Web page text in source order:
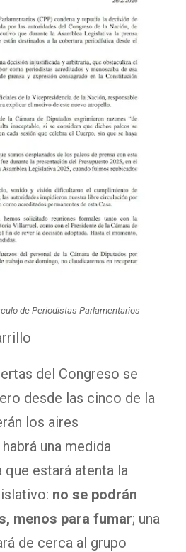
de Periodistas Parlamentarios
del Congreso se
desde las cinco de la
los aires
una medida
que estará atenta la
no se podrán
menos para fumar; una
de cerca al grupo